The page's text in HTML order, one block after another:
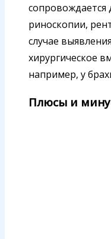
риноскопии,
случае
хирургическое
например, у
Плюсы и